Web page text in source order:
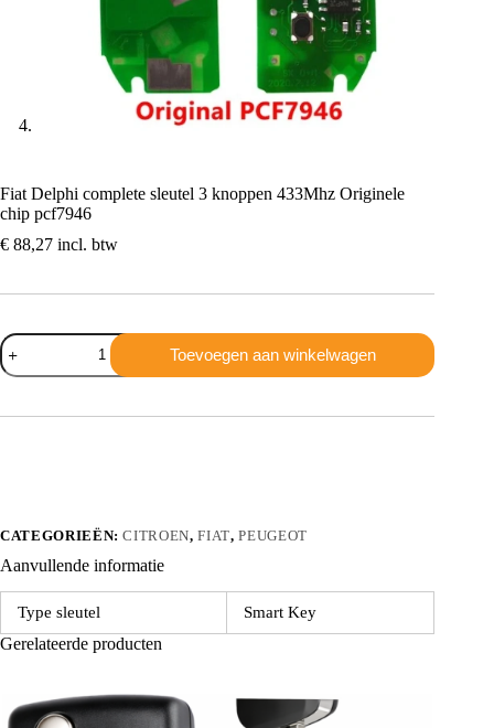
Fiat Delphi complete sleutel 3 knoppen 433Mhz Originele
chip pcf7946
€ 88,27 incl. btw
Fiat
Delphi
complete
3
aantal
Toevoegen aan winkelwagen
CATEGORIEËN:CITROEN,FIAT,PEUGEOT
Aanvullende informatie
Type sleutel Smart Key
Gerelateerde producten